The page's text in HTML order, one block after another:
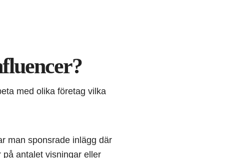
med olika företag vilka
man sponsrade inlägg där
antalet visningar eller